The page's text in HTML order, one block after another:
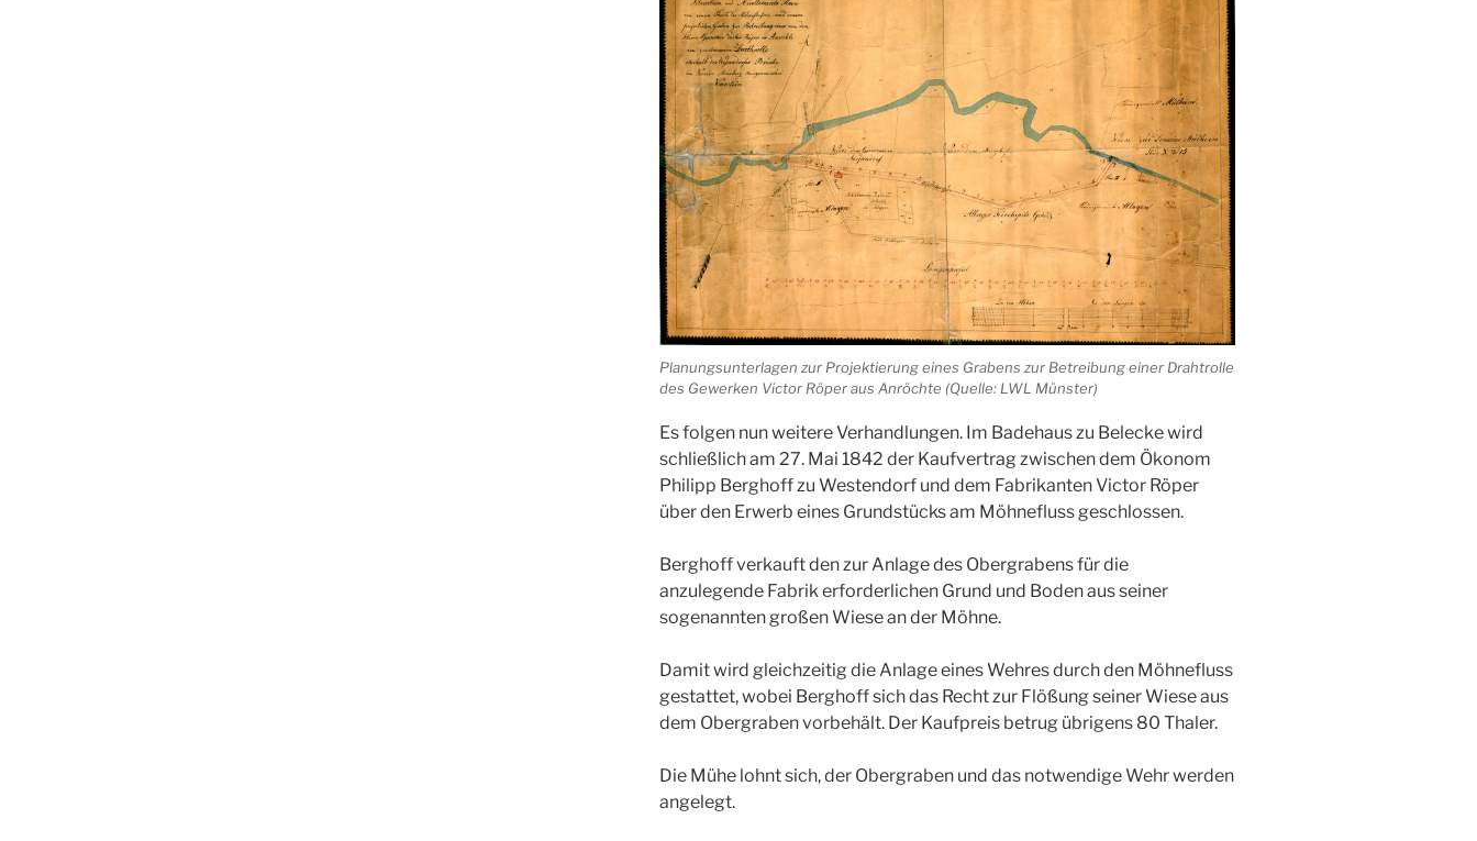
Planungsunterlagen zur Projektierung eines Grabens zur Betreibung einer Drahtrolle
des Gewerken Victor Röper aus Anröchte (Quelle: LWL Münster)
Es folgen nun weitere Verhandlungen. Im Badehaus zu Belecke wird
schließlich am 27. Mai 1842 der Kaufvertrag zwischen dem Ökonom
Philipp Berghoff zu Westendorf und dem Fabrikanten Victor Röper
über den Erwerb eines Grundstücks am Möhnefluss geschlossen.
Berghoff verkauft den zur Anlage des Obergrabens für die
anzulegende Fabrik erforderlichen Grund und Boden aus seiner
sogenannten großen Wiese an der Möhne.
Damit wird gleichzeitig die Anlage eines Wehres durch den Möhnefluss
gestattet, wobei Berghoff sich das Recht zur Flößung seiner Wiese aus
dem Obergraben vorbehält. Der Kaufpreis betrug übrigens 80 Thaler.
Die Mühe lohnt sich, der Obergraben und das notwendige Wehr werden
angelegt.